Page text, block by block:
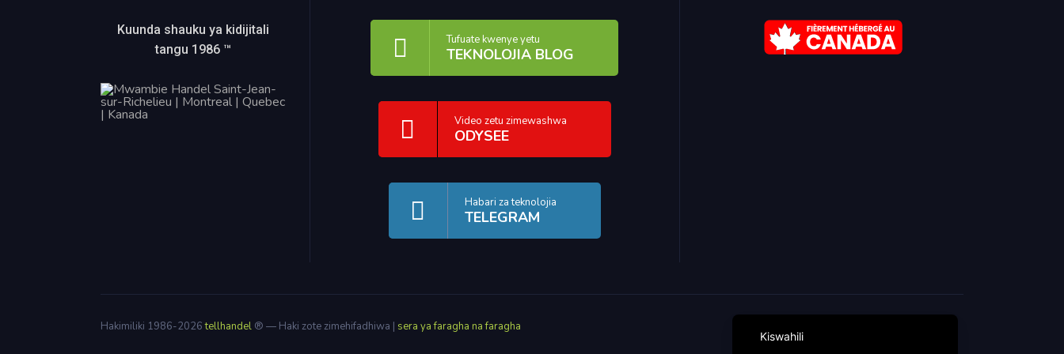
Kuunda shauku ya kidijitali
tangu 1986 ™
Tufuate kwenye yetu
TEKNOLOJIA BLOG
Video zetu zimewashwa
ODYSEE
Habari za teknolojia
TELEGRAM
Hakimiliki 1986-2026tellhandel ® — Haki zote zimehifadhiwa | sera ya faragha na faragha
Kiswahili